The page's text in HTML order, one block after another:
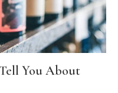
You About